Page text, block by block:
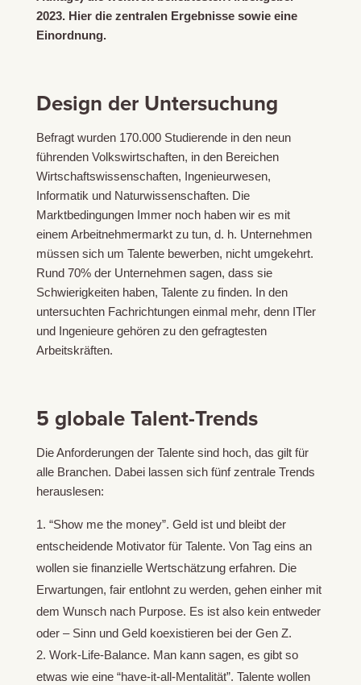
2023. Hier die zentralen Ergebnisse sowie eine
Einordnung.
Design der Untersuchung
Befragt wurden 170.000 Studierende in den neun
führenden Volkswirtschaften, in den Bereichen
Wirtschaftswissenschaften, Ingenieurwesen,
Informatik und Naturwissenschaften. Die
Marktbedingungen Immer noch haben wir es mit
einem Arbeitnehmermarkt zu tun, d. h. Unternehmen
müssen sich um Talente bewerben, nicht umgekehrt.
Rund 70% der Unternehmen sagen, dass sie
Schwierigkeiten haben, Talente zu finden. In den
untersuchten Fachrichtungen einmal mehr, denn ITler
und Ingenieure gehören zu den gefragtesten
Arbeitskräften.
5 globale Talent-Trends
Die Anforderungen der Talente sind hoch, das gilt für
alle Branchen. Dabei lassen sich fünf zentrale Trends
herauslesen:
“Show me the money”. Geld ist und bleibt der
entscheidende Motivator für Talente. Von Tag eins an
wollen sie finanzielle Wertschätzung erfahren. Die
Erwartungen, fair entlohnt zu werden, gehen einher mit
dem Wunsch nach Purpose. Es ist also kein entweder
oder – Sinn und Geld koexistieren bei der Gen Z.
Work-Life-Balance. Man kann sagen, es gibt so
etwas wie eine “have-it-all-Mentalität”. Talente wollen